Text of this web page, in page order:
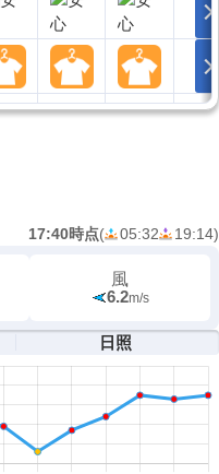
17:40時点( 05:32 19:14)
風
6.2m/s
日照